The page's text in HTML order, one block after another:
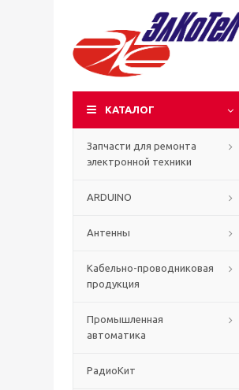
КАТАЛОГ
Запчасти для ремонта
электронной техники
ARDUINO
Антенны
Кабельно-проводниковая
продукция
Промышленная
автоматика
РадиоКит